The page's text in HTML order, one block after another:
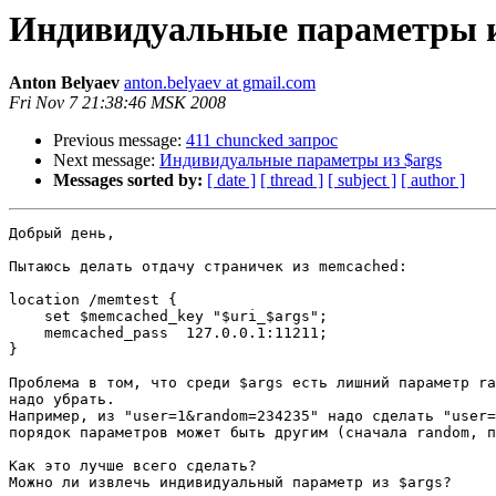
Индивидуальные параметры
Anton Belyaev anton.belyaev at gmail.com
Fri Nov 7 21:38:46 MSK 2008
Previous message: 411 chuncked запрос
Next message: Индивидуальные параметры из $args
Messages sorted by: [ date ] [ thread ] [ subject ] [ author ]
Добрый день,
Пытаюсь делать отдачу страничек из memcached:
location /memtest {
    set $memcached_key "$uri_$args";
    memcached_pass  127.0.0.1:11211;
}
Проблема в том, что среди $args есть лишний параметр
надо убрать.
Например, из "user=1&random=234235" надо сделать
порядок параметров может быть другим (сначала random,
Как это лучше всего сделать?
Можно ли извлечь индивидуальный параметр из $args?